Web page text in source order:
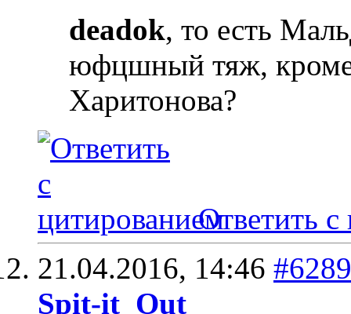
deadok, то есть
юфцшный тяж,
Харитонова?
Ответить с
21.04.2016, 14:46 #6289
Spit-it_Out